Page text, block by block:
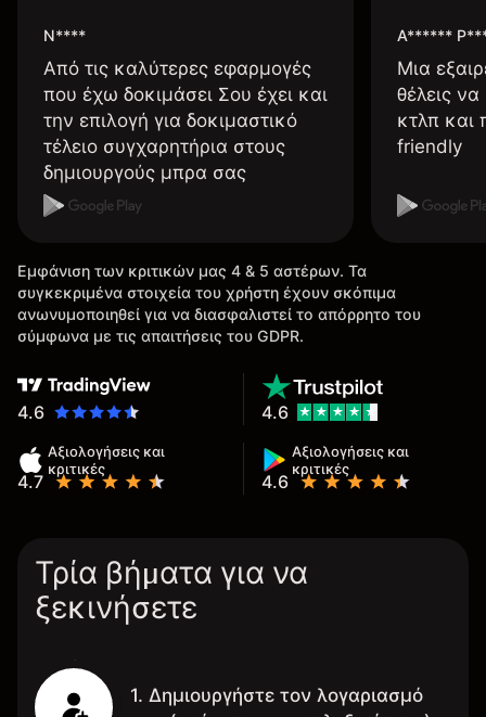
N****
Από τις καλύτερες εφαρμογές
που έχω δοκιμάσει Σου έχει και
την επιλογή για δοκιμαστικό
τέλειο συγχαρητήρια στους
δημιουργούς μπρα σας
A******
Μια
θέλεις
κτλπ και
friendly
Εμφάνιση των κριτικών μας 4 & 5 αστέρων. Τα
συγκεκριμένα στοιχεία του χρήστη έχουν σκόπιμα
ανωνυμοποιηθεί για να διασφαλιστεί το απόρρητο του
σύμφωνα με τις απαιτήσεις του GDPR.
4.6
Αξιολογήσεις και
κριτικές
4.7
Αξιολογήσεις και
κριτικές
4.6
4.6
Τρία βήματα για να
ξεκινήσετε
1. Δημιουργήστε τον λογαριασμό